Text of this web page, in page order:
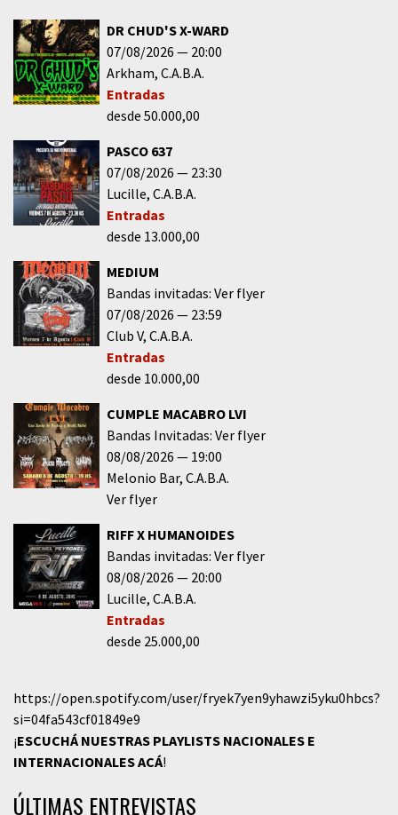
DR CHUD'S X-WARD
07/08/2026
20:00
Arkham C.A.B.A.
Entradas
desde 50.000,00
PASCO 637
07/08/2026
23:30
Lucille C.A.B.A.
Entradas
desde 13.000,00
MEDIUM
Bandas invitadas: Ver flyer
07/08/2026
23:59
Club V C.A.B.A.
Entradas
desde 10.000,00
CUMPLE MACABRO LVI
Bandas Invitadas: Ver flyer
08/08/2026
19:00
Melonio Bar C.A.B.A.
Ver flyer
RIFF X HUMANOIDES
Bandas invitadas: Ver flyer
08/08/2026
20:00
Lucille C.A.B.A.
Entradas
desde 25.000,00
https://open.spotify.com/user/fryek7yen9yhawzi5yku0hbcs?
si=04fa543cf01849e9
¡ESCUCHÁ NUESTRAS PLAYLISTS NACIONALES E
INTERNACIONALESACÁ!
ÚLTIMAS ENTREVISTAS